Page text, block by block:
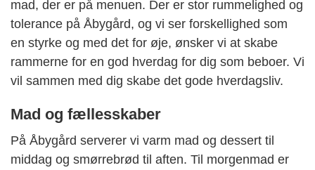
mad, der er på menuen. Der er stor rummelighed og
tolerance på Åbygård, og vi ser forskellighed som
en styrke og med det for øje, ønsker vi at skabe
rammerne for en god hverdag for dig som beboer. Vi
vil sammen med dig skabe det gode hverdagsliv.
Mad og fællesskaber
På Åbygård serverer vi varm mad og dessert til
middag og smørrebrød til aften. Til morgenmad er